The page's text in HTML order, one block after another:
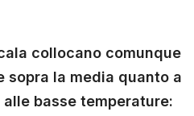
collocano comunque
sopra la media quanto a
basse temperature: